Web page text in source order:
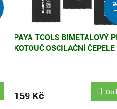
PAYA TOOLS BIMETALOVÝ
KOTOUČ OSCILAČNÍ ČEPELE
159 Kč Do